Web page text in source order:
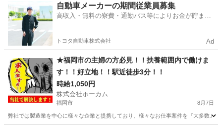
和白駅 警備員 時給
自動車メーカーの期間従業員募集
高収入・無料の寮費・通勤バス等によりお金が貯まり
トヨタ自動車株式会社 Ad
★福岡市の主婦の方必見！！扶養範囲内で働けま
す！！好立地！！駅近徒歩3分！！
時給1,050円
株式会社ホーカム
福岡市 8月7日
弊社では製造業を中心に様々な企業と提携しており、様々なお仕事案件を『大多数』